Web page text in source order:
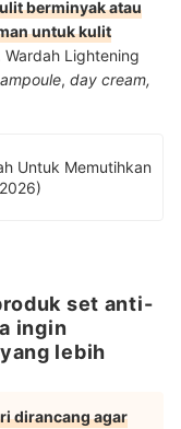
berminyak atau
untuk kulit
Lightening
ampoule, day cream,
Untuk Memutihkan
set anti-
ingin
lebih
dirancang agar